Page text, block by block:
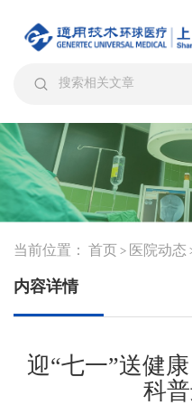
当前位置： 首页 > 医院动态
内容详情
迎“七一”送健
科